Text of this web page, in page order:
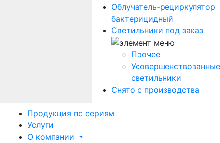
Облучатель-рециркулятор
бактерицидный
Светильники под заказ
Прочее
Усовершенствованные
светильники
Снято с производства
Продукция по сериям
Услуги
О компании